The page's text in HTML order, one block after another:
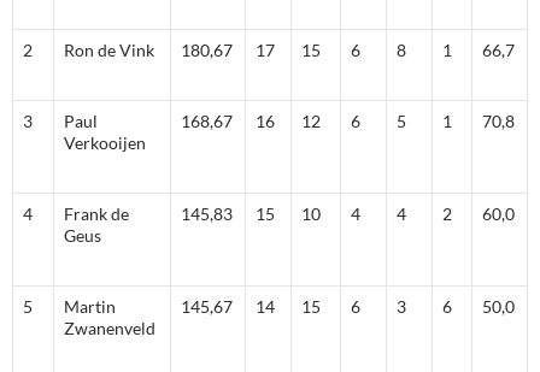
2 Ron de Vink 180,67 17 15 6 8 1 66,7
3
Paul
Verkooijen
168,67 16 12 6 5 1 70,8
4
Frank de
Geus
145,83 15 10 4 4 2 60,0
5
Martin
Zwanenveld
145,67 14 15 6 3 6 50,0